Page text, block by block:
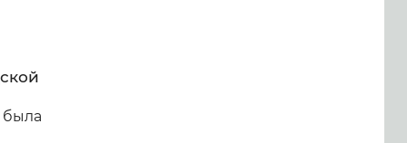
была